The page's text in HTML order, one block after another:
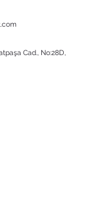
Cad., No:28D,